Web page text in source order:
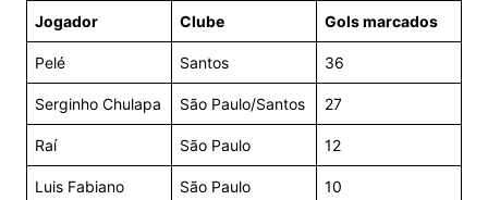
Jogador Clube Gols marcados
Pelé Santos 36
Serginho Chulapa São Paulo/Santos 27
Raí São Paulo 12
Luis Fabiano São Paulo 10